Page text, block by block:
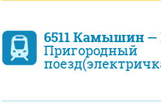
6511 Камышин —
Пригородный